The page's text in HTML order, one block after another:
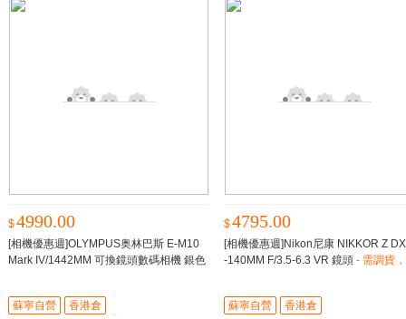
$4990.00
[相機優惠週]OLYMPUS奥林巴斯 E-M10
Mark IV/1442MM 可換鏡頭數碼相機 銀色
蘇寧自營 香港倉
$4795.00
[相機優惠週]Nikon尼康 NIKKOR Z
-140MM F/3.5-6.3 VR 鏡頭 - 需調貨
蘇寧自營 香港倉